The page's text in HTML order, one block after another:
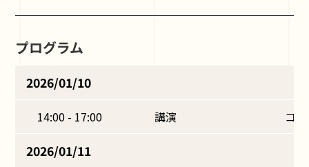
プログラム
2026/01/10
14:00 - 17:00 講演 コ
2026/01/11